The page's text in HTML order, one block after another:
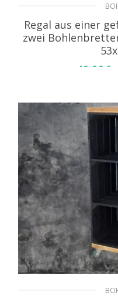
Regal aus einer
zwei
49,99 €